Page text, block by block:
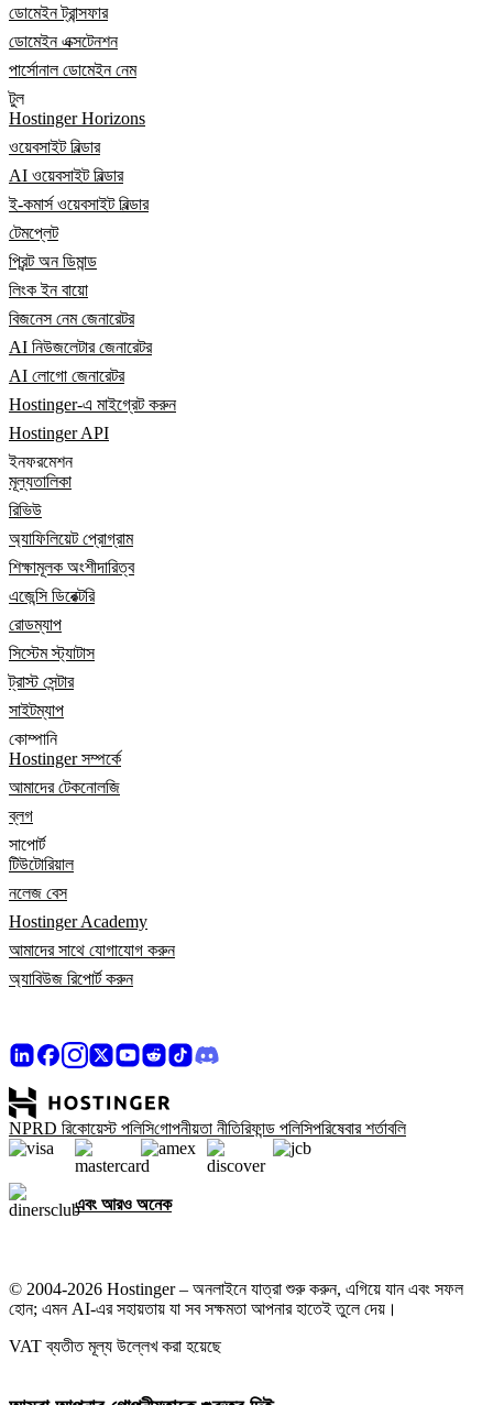
ডোমেইন ট্রান্সফার
ডোমেইন এক্সটেনশন
পার্সোনাল ডোমেইন নেম
টুল
Hostinger Horizons
ওয়েবসাইট বিল্ডার
AI ওয়েবসাইট বিল্ডার
ই-কমার্স ওয়েবসাইট বিল্ডার
টেমপ্লেট
প্রিন্ট অন ডিমান্ড
লিংক ইন বায়ো
বিজনেস নেম জেনারেটর
AI নিউজলেটার জেনারেটর
AI লোগো জেনারেটর
Hostinger-এ মাইগ্রেট করুন
Hostinger API
ইনফরমেশন
মূল্যতালিকা
রিভিউ
অ্যাফিলিয়েট প্রোগ্রাম
শিক্ষামূলক অংশীদারিত্ব
এজেন্সি ডিরেক্টরি
রোডম্যাপ
সিস্টেম স্ট্যাটাস
ট্রাস্ট সেন্টার
সাইটম্যাপ
কোম্পানি
Hostinger সম্পর্কে
আমাদের টেকনোলজি
ব্লগ
সাপোর্ট
টিউটোরিয়াল
নলেজ বেস
Hostinger Academy
আমাদের সাথে যোগাযোগ করুন
অ্যাবিউজ রিপোর্ট করুন
NPRD রিকোয়েস্ট পলিসিগোপনীয়তা নীতিরিফান্ড পলিসিপরিষেবার শর্তাবলি
এবং আরও অনেক
© 2004-2026 Hostinger – অনলাইনে যাত্রা শুরু করুন, এগিয়ে যান এবং সফল
হোন; এমন AI-এর সহায়তায় যা সব সক্ষমতা আপনার হাতেই তুলে দেয়।
VAT ব্যতীত মূল্য উল্লেখ করা হয়েছে